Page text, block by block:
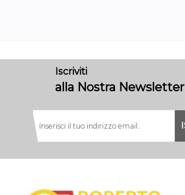
Iscriviti
alla Nostra Newsletter